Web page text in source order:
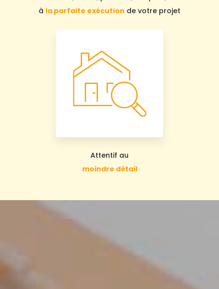
à la parfaite exécution de votre projet
Attentif au
moindre détail